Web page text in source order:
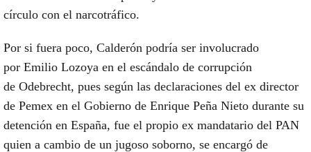
círculo con el narcotráfico.
Por si fuera poco, Calderón podría ser involucrado
por Emilio Lozoya en el escándalo de corrupción
de Odebrecht, pues según las declaraciones del ex director
de Pemex en el Gobierno de Enrique Peña Nieto durante su
detención en España, fue el propio ex mandatario del PAN
quien a cambio de un jugoso soborno, se encargó de